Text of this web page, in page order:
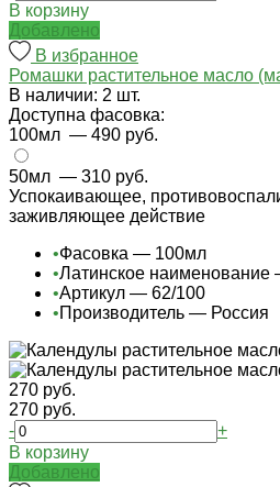
В корзину
Добавлено
В избранное
Ромашки растительное масло
В наличии: 2 шт.
Доступна фасовка:
100мл — 490 руб.
50мл — 310 руб.
Успокаивающее,
заживляющее действие
•Фасовка — 100мл
•Латинское
•Артикул — 62/100
•Производитель — Россия
270 руб.
270 руб.
-
+
В корзину
Добавлено